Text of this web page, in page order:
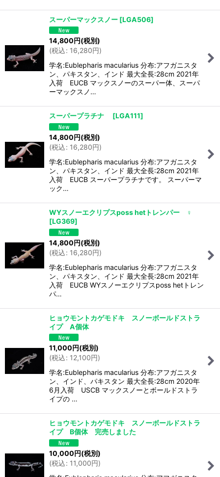
スーパーマックスノー [LGA506]
14,800円(税別)
(税込: 16,280円)
学名:Eublepharis macularius 分布:アフガニスタ
ン、パキスタン、インド 最大全長:28cm 2021年
入荷 EUCB マックスノーのスーパー体、スーパ
ーマックスノ…
スーパープラチナ [LGA111]
14,800円(税別)
(税込: 16,280円)
学名:Eublepharis macularius 分布:アフガニスタ
ン、パキスタン、インド 最大全長:28cm 2021年
入荷 EUCB スーパープラチナです。 スーパーマ
ック…
WYスノーエクリプスposs hetトレンパー ♀
[LG369]
14,800円(税別)
(税込: 16,280円)
学名:Eublepharis macularius 分布:アフガニスタ
ン、パキスタン、インド 最大全長:28cm 2021年
入荷 EUCB WYスノーエクリプスposs hetトレン
パ…
ヒョウモントカゲモドキ スノーボールドストラ
イプ A個体
11,000円(税別)
(税込: 12,100円)
学名:Eublepharis macularius 分布:アフガニスタ
ン、インド、パキスタン 最大全長:28cm 2020年
6月入荷 USCB マックスノーとボールドストラ
イプの …
ヒョウモントカゲモドキ スノーボールドストラ
イプ B個体 完売しました
10,000円(税別)
(税込: 11,000円)